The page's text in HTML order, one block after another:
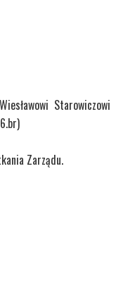
Starowiczowi
Zarządu.